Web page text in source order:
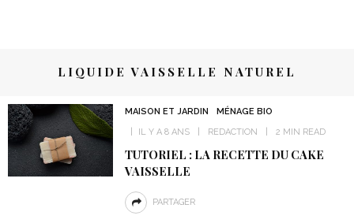
LIQUIDE VAISSELLE NATUREL
MAISON ET JARDIN
MÉNAGE BIO
IL Y A 8 ANS
REDACTION 2 MIN READ
TUTORIEL : LA RECETTE DU CAKE
VAISSELLE
PARTAGER